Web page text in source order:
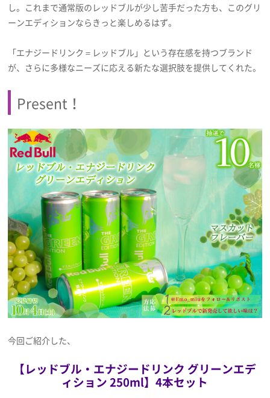
し。これまで通常版のレッドブルが少し苦手だった方も、このグリ
ーンエディションならきっと楽しめるはず。
「エナジードリンク＝レッドブル」という存在感を持つブランド
が、さらに多様なニーズに応える新たな選択肢を提供してくれた。
Present！
今回ご紹介した、
【レッドブル・エナジードリンク グリーンエデ
ィション 250ml】4本セット